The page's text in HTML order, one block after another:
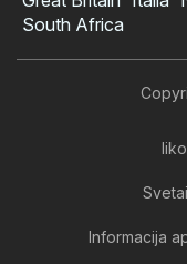
South Africa
Informacija